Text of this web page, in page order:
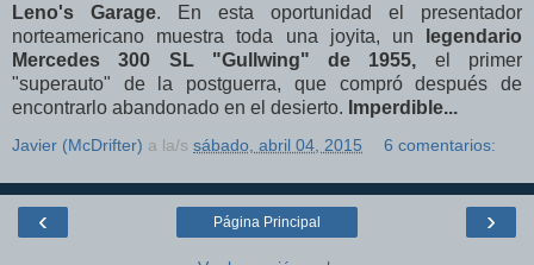
Leno's Garage. En esta oportunidad el presentador
norteamericano muestra toda una joyita, un
legendario
Mercedes 300 SL "Gullwing" de 1955, el primer
"superauto" de la postguerra, que compró después de
encontrarlo abandonado en el desierto. Imperdible...
Javier (McDrifter) a la/s sábado, abril 04, 2015 6 comentarios:
‹ ›
Página Principal